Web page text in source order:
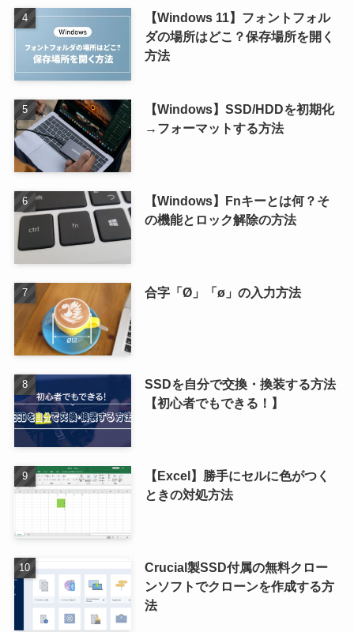
【Windows 11】フォントフォル
ダの場所はどこ？保存場所を開く
方法
【Windows】SSD/HDDを初期化
→フォーマットする方法
【Windows】Fnキーとは何？そ
の機能とロック解除の方法
合字「Ø」「ø」の入力方法
SSDを自分で交換・換装する方法
【初心者でもできる！】
【Excel】勝手にセルに色がつく
ときの対処方法
Crucial製SSD付属の無料クロー
ンソフトでクローンを作成する方
法